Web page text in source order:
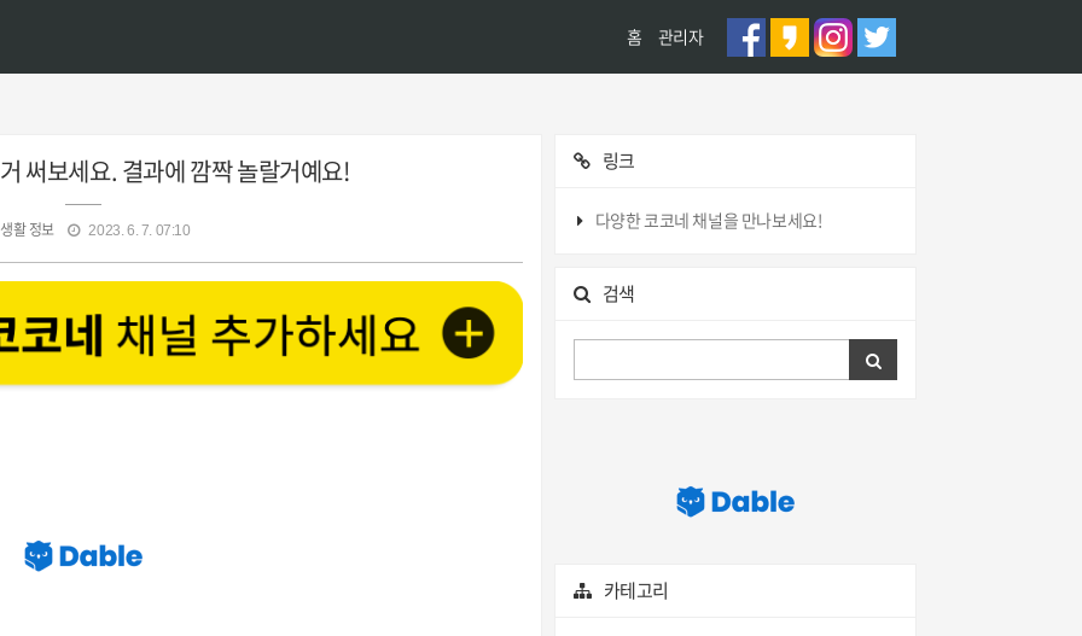
홈 관리자
써보세요. 결과에 깜짝 놀랄거예요!
생활 정보 2023. 6. 7. 07:10
링크
다양한 코코네 채널을 만나보세요!
검색
카테고리